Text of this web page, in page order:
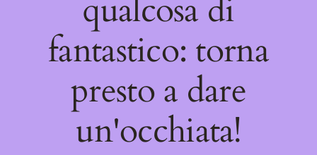
qualcosa di
fantastico: torna
presto a dare
un'occhiata!